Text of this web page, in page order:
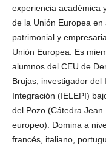
experiencia académica
de la Unión Europea
patrimonial y
Unión Europea. Es
alumnos del CEU de
Brujas, investigador del
Integración (IELEPI)
del Pozo (Cátedra
europeo). Domina a
francés, italiano,